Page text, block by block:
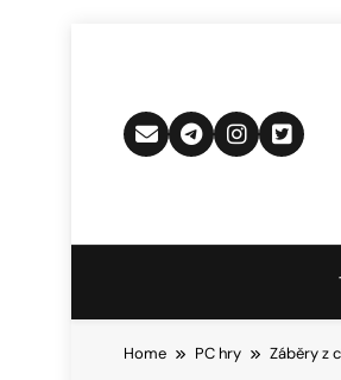
Home PC hry Záběry z